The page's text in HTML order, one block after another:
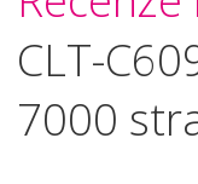
CLT-
7000